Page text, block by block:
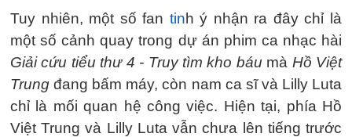
Tuy nhiên, một số fan tinh ý nhận ra đây chỉ là
một số cảnh quay trong dự án phim ca nhạc hài
Giải cứu tiểu thư 4 - Truy tìm kho báu mà Hồ Việt
Trung đang bấm máy, còn nam ca sĩ và Lilly Luta
chỉ là mối quan hệ công việc. Hiện tại, phía Hồ
Việt Trung và Lilly Luta vẫn chưa lên tiếng trước